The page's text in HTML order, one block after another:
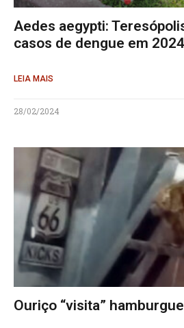
Aedes aegypti:
casos de dengue em 2024
LEIA MAIS
28/02/2024
Ouriço “visita”